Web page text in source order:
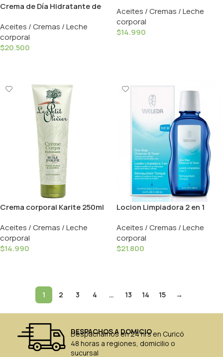
Crema de Día Hidratante de
Aceites / Cremas / Leche
corporal
$20.500
/ So ́Bio éti
Aceites / Cremas / Leche
corporal
$14.990
Crema corporal Karite 250ml
Aceites / Cremas / Leche
corporal
$14.990
Locion Limpiadora 2 en 1
Weleda
Aceites / Cremas / Leche
corporal
$21.800
1 2 3 4 … 13 14 15 →
DESPACHOS A DOMICIO
Despachamos en 24 hrs en Curicó
48 horas a regiones, domicilio o
sucursal